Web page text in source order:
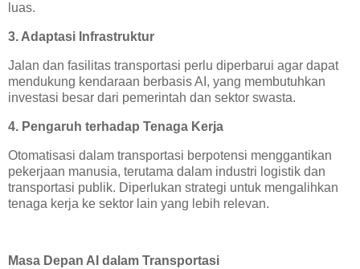
luas.
3. Adaptasi Infrastruktur
Jalan dan fasilitas transportasi perlu diperbarui agar dapat
mendukung kendaraan berbasis AI, yang membutuhkan
investasi besar dari pemerintah dan sektor swasta.
4. Pengaruh terhadap Tenaga Kerja
Otomatisasi dalam transportasi berpotensi menggantikan
pekerjaan manusia, terutama dalam industri logistik dan
transportasi publik. Diperlukan strategi untuk mengalihkan
tenaga kerja ke sektor lain yang lebih relevan.
Masa Depan AI dalam Transportasi